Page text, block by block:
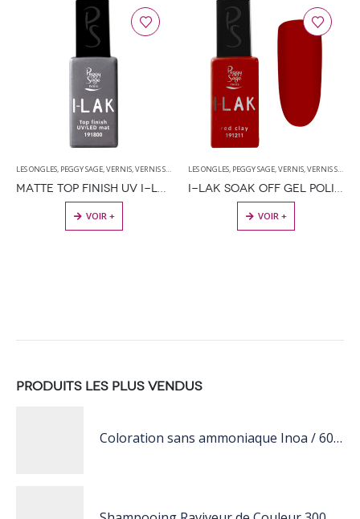
LES ONGLES, PEGGY SAGE,VERNIS,VERNIS SEMI PERMANENT
MATTE TOP FINISH UV I-LAK SOAK OFF GEL POLISH – 11ML
VOIR +
LES ONGLES, PEGGY SAGE,VERNIS,VERNIS SEMI PERMANENT
I-LAK SOAK OFF GEL POLISH RED CLAY 11ML
VOIR +
PRODUITS LES PLUS VENDUS
Coloration sans ammoniaque Inoa / 60ML